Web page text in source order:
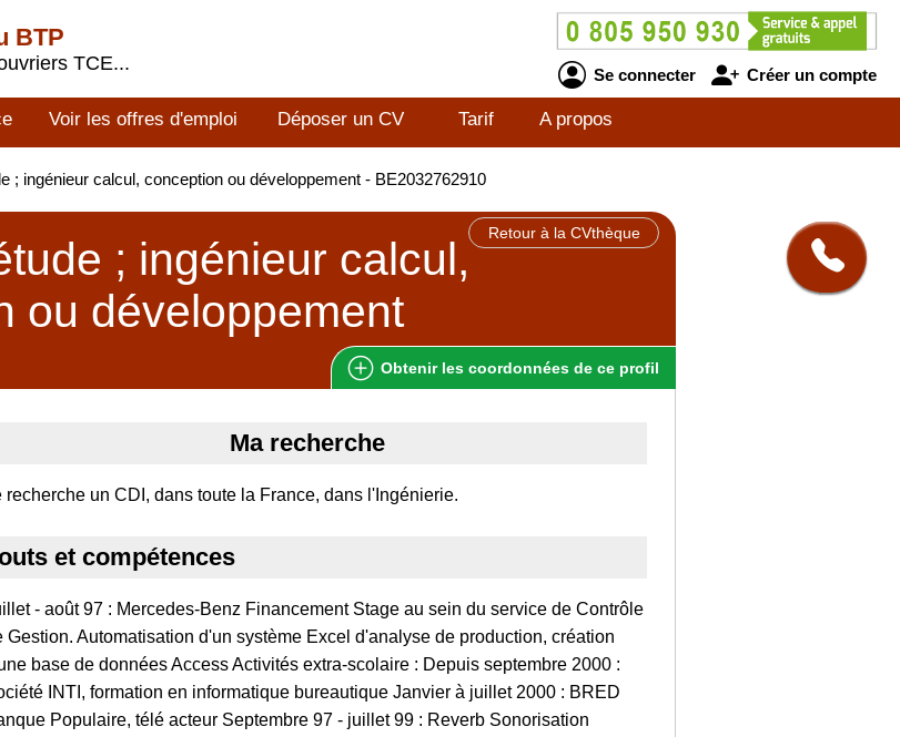
BTP
TCE...
Se connecter Créer un compte
Voir les offres d'emploi Déposer un CV Tarif A propos
; ingénieur calcul, conception ou développement - BE2032762910
Retour à la CVthèque
; ingénieur calcul,
ou développement
Obtenir les coordonnées de ce profil
Ma recherche
recherche un CDI, dans toute la France, dans l'Ingénierie.
et compétences
- août 97 : Mercedes-Benz Financement Stage au sein du service de Contrôle
Gestion. Automatisation d'un système Excel d'analyse de production, création
base de données Access Activités extra-scolaire : Depuis septembre 2000 :
INTI, formation en informatique bureautique Janvier à juillet 2000 : BRED
Populaire, télé acteur Septembre 97 - juillet 99 : Reverb Sonorisation